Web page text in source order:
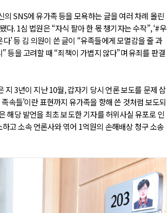
SNS에 유가족 등을 모욕하는 글을 여러 차례 올린
. 1심 법원은 “자식 팔아 한 몫 챙기자는 수작”, ‘#우
’ 등 김 의원이 쓴 글이 “유족들에게 모멸감을 줄 과
등을 고려할 때 “죄책이 가볍지 않다”며 유죄를 판결
지 3년이 지난 10월, 갑자기 당시 언론 보도를 문제 삼
속들’이란 표현까지 유가족을 향해 쓴 것처럼 보도되
해당 발언을 최초 보도한 기자를 허위사실 유포로 인
고 소속 언론사와 엮어 1억원의 손해배상 청구 소송